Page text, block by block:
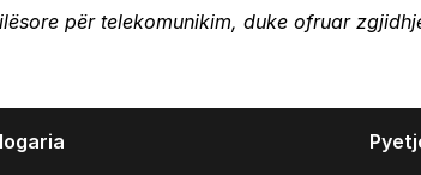
për telekomunikim, duke ofruar